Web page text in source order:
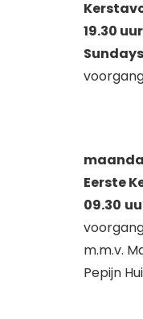
19.30 uur
Eerste
09.30
m.m.v.
Pepijn